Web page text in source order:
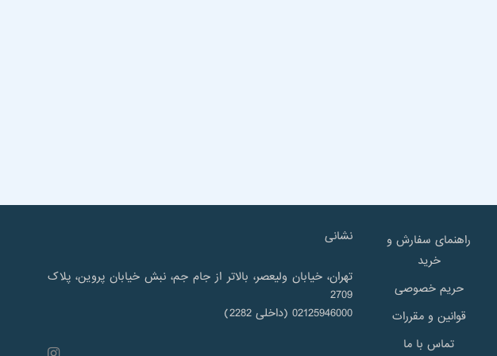
نشانی
تهران، خیابان ولیعصر، بالاتر از جام جم، نبش خیابان پروین، پلاک
2709
02125946000 (داخلی 2282)
راهنمای سفارش و
خرید
حریم خصوصی
قوانین و مقررات
تماس با ما